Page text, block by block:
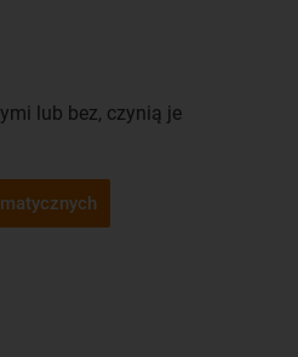
lub bez, czynią je